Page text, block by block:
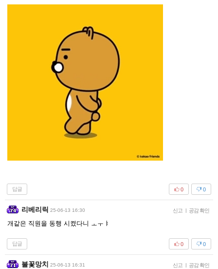
답글 0
0
리베리릭 25-06-13 16:30 신고 | 공감 확인
개같은 직원을 동행 시켰다니 ㅗㅜㅑ
답글 0
0
불꽃망치 25-06-13 16:31 신고 | 공감 확인